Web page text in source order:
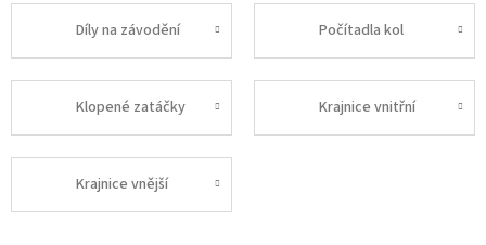
Díly na závodění Počítadla kol
Klopené zatáčky Krajnice vnitřní
Krajnice vnější